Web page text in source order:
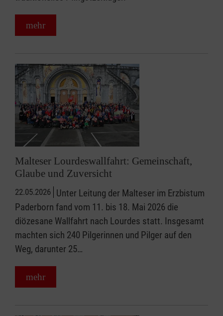
mehr
Malteser Lourdeswallfahrt: Gemeinschaft,
Glaube und Zuversicht
22.05.2026 Unter Leitung der Malteser im Erzbistum
Paderborn fand vom 11. bis 18. Mai 2026 die
diözesane Wallfahrt nach Lourdes statt. Insgesamt
machten sich 240 Pilgerinnen und Pilger auf den
Weg, darunter 25…
mehr